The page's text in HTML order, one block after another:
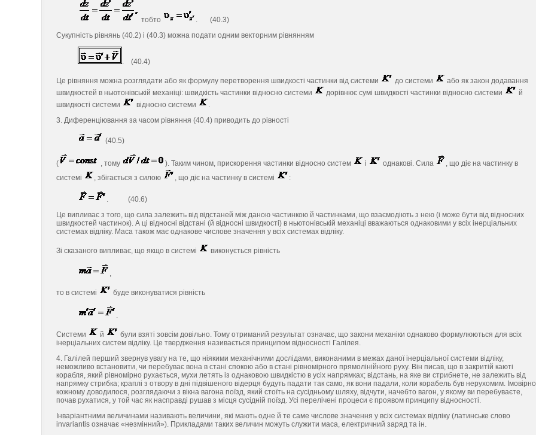
тобто
. (40.3)
Сукупність рівнянь (40.2) і (40.3) можна подати одним векторним рівнянням
. (40.4)
Це рівняння можна розглядати або як формулу перетворення швидкості частинки від системи до системи
або як закон додавання
швидкостей в ньютонівській механіці: швидкість частинки відносно системи
дорівнює сумі швидкості частинки відносно системи
й
швидкості системи
відносно системи
.
3. Диференціювання за часом рівняння (40.4) приводить до рівності
(40.5)
( , тому ). Таким чином, прискорення частинки відносно систем і однакові. Сила
, що діє на частинку в
системі
, збігається з силою , що діє на частинку в системі :
. (40.6)
Це випливає з того, що сила залежить від відстаней між даною частинкою й частинками, що взаємодіють з нею (і може бути від відносних
швидкостей частинок). А ці відносні відстані (й відносні швидкості) в ньютонівській механіці вважаються однаковими у всіх інерціальних
системах відліку. Маса також має однакове числове значення у всіх системах відліку.
Зі сказаного випливає, що якщо в системі виконується рівність
,
то в системі буде виконуватися рівність
.
Системи й
були взяті зовсім довільно. Тому отриманий результат означає, що закони механіки однаково формулюються для всіх
інерціальних систем відліку. Це твердження називається принципом відносності Галілея.
4. Галілей перший звернув увагу на те, що ніякими механічними дослідами, виконаними в межах даної інерціальної системи відліку,
неможливо встановити, чи перебуває вона в стані спокою або в стані рівномірного прямолінійного руху. Він писав, що в закритій каюті
корабля, який рівномірно рухається, мухи летять із однаковою швидкістю в усіх напрямках; відстань, на яке ви стрибнете, не залежить від
напрямку стрибка; краплі з отвору в дні підвішеного відерця будуть падати так само, як вони падали, коли корабель був нерухомим.
кожному доводилося, розглядаючи з вікна вагона поїзд, який стоїть на сусідньому шляху, відчути, начебто вагон, у якому ви перебуваєте,
почав рухатися, у той час як насправді рушав з місця сусідній поїзд. Усі перелічені процеси є проявом принципу відносності.
Інваріантними величинами називають величини, які мають одне й те саме числове значення у всіх системах відліку (латинське слово
invariantis означає «незмінний»). Прикладами таких величин можуть служити маса, електричний заряд та ін.